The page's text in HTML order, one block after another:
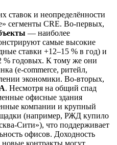
ставок и неопределённости
сегменты CRE. Во-первых,
— наиболее
самые высокие
ставки +12–15 % в год) и
% годовых. К тому же они
(e‑commerce, ритейл,
экономики. Во-вторых,
. Несмотря на общий спад
офисные здания
компании и крупный
(например, РЖД купило
Сити»), что поддерживает
офисов. Доходность